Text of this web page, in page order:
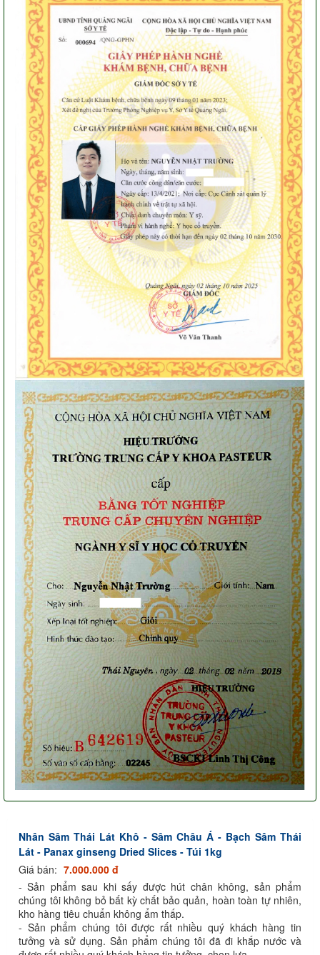
Nhân Sâm Thái Lát Khô - Sâm Châu Á - Bạch Sâm Thái
Lát - Panax ginseng Dried Slices - Túi 1kg
Giá bán: 7.000.000 đ
- Sản phẩm sau khi sấy được hút chân không, sản phẩm
chúng tôi không bỏ bất kỳ chất bảo quản, hoàn toàn tự nhiên,
kho hàng tiêu chuẩn không ẩm thấp.
- Sản phẩm chúng tôi được rất nhiều quý khách hàng tin
tưởng và sử dụng. Sản phẩm chúng tôi đã đi khắp nước và